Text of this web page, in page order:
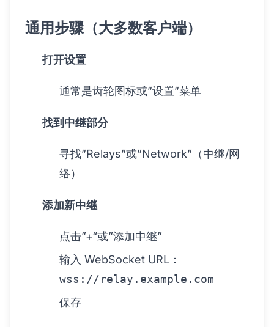
通用步骤（大多数客户端）
打开设置
通常是齿轮图标或”设置”菜单
找到中继部分
寻找”Relays”或”Network”（中继/网
络）
添加新中继
点击”+“或”添加中继”
输入 WebSocket URL：
wss://relay.example.com
保存